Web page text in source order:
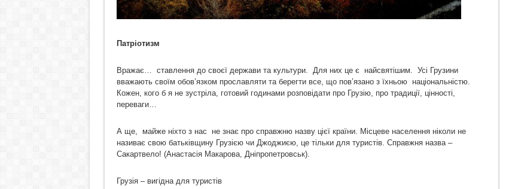
Патріотизм
Вражає… ставлення до своєї держави та культури. Для них це є найсвятішим. Усі Грузини
вважають своїм обов’язком прославляти та берегти все, що пов’язано з їхньою національністю.
Кожен, кого б я не зустріла, готовий годинами розповідати про Грузію, про традиції, цінності,
переваги…
А ще, майже ніхто з нас не знає про справжню назву цієї країни. Місцеве населення ніколи не
називає свою батьківщину Грузією чи Джоджиєю, це тільки для туристів. Справжня назва –
Сакартвело! (Анастасія Макарова, Дніпропетровськ).
Грузія – вигідна для туристів